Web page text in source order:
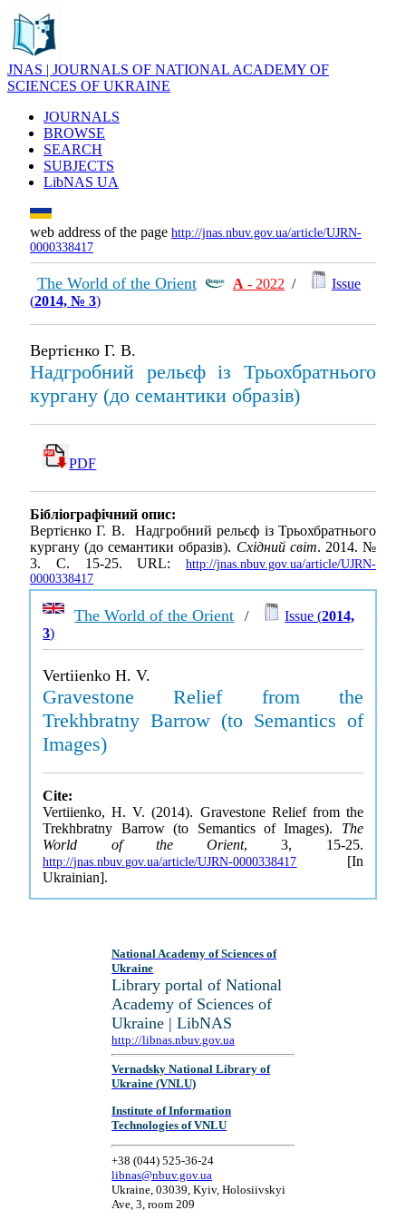
JNAS | JOURNALS OF NATIONAL ACADEMY OF
SCIENCES OF UKRAINE
JOURNALS
BROWSE
SEARCH
SUBJECTS
LibNAS UA
web address of the page http://jnas.nbuv.gov.ua/article/UJRN-
0000338417
The World of the Orient А - 2022 /
Issue
(2014, № 3)
Вертієнко Г. В.
Надгробний рельєф із Трьохбратнього
кургану (до семантики образів)
PDF
Бібліографічний опис:
Вертієнко Г. В. Надгробний рельєф із Трьохбратнього
кургану (до семантики образів). Східний світ. 2014. №
3. С. 15-25. URL: http://jnas.nbuv.gov.ua/article/UJRN-
0000338417
The World of the Orient / Issue (2014,
3)
Vertiienko H. V.
Gravestone Relief from the
Trekhbratny Barrow (to Semantics of
Images)
Cite:
Vertiienko, H. V. (2014). Gravestone Relief from the
Trekhbratny Barrow (to Semantics of Images). The
World of the Orient, 3, 15-25.
http://jnas.nbuv.gov.ua/article/UJRN-0000338417 [In
Ukrainian].
National Academy of Sciences of
Ukraine
Library portal of National
Academy of Sciences of
Ukraine | LibNAS
http://libnas.nbuv.gov.ua
Vernadsky National Library of
Ukraine (VNLU)
Institute of Information
Technologies of VNLU
+38 (044) 525-36-24
libnas@nbuv.gov.ua
Ukraine, 03039, Kyiv, Holosiivskyi
Ave, 3, room 209